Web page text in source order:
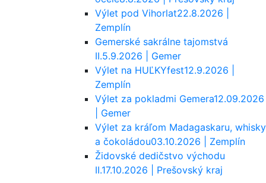
Výlet pod Vihorlat22.8.2026 |
Zemplín
Gemerské sakrálne tajomstvá
II.5.9.2026 | Gemer
Výlet na HUĽKYfest12.9.2026 |
Zemplín
Výlet za pokladmi Gemera12.09.2026
| Gemer
Výlet za kráľom Madagaskaru, whisky
a čokoládou03.10.2026 | Zemplín
Židovské dedičstvo východu
II.17.10.2026 | Prešovský kraj